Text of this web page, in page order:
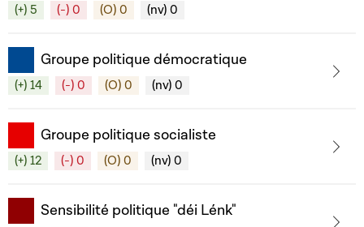
(+) 5 (-) 0 (O) 0 (nv) 0
Groupe politique démocratique
(+) 14 (-) 0 (O) 0 (nv) 0
Groupe politique socialiste
(+) 12 (-) 0 (O) 0 (nv) 0
Sensibilité politique "déi Lénk"